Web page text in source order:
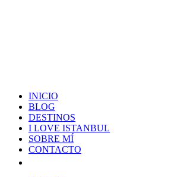
INICIO
BLOG
DESTINOS
I LOVE ISTANBUL
SOBRE MÍ
CONTACTO